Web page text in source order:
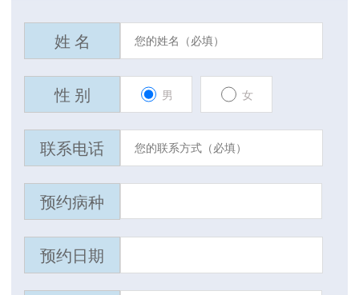
姓 名
性 别 男 女
联系电话
预约病种
预约日期